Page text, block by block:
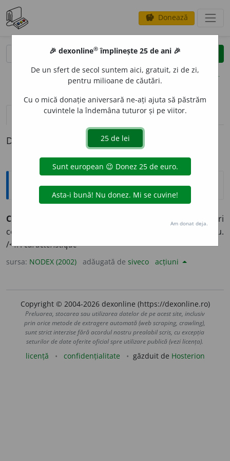
savings Donează
clear
opțiuni
definiții (1) pronunțievolume_up (26)
Definiția cu ID-ul 326537:
Explicative DEX
CARACTER
Care întrunește trăsături
ce individualizează; tipic; specific; distinctiv; propriu.
/<fr.caractéristique
sursa: NODEX (2002) adăugată de siveco acțiuni
Copyright © 2004-2026 dexonline (https://dexonline.ro)
Preluarea, stocarea sau utilizarea datelor de pe acest site, inclusiv
prin orice metode de extragere automată (web scraping, crawling),
sunt strict interzise fără acordul nostru prealabil scris, cu excepția
seturilor de date oferite oficial spre utilizare publică (vezi licența).
licență confidențialitate găzduit de Hosterion
🎉 dexonline® împlinește 25 de ani 🎉
De un sfert de secol suntem aici, gratuit, zi de zi,
pentru milioane de căutări.
Cu o mică donație aniversară ne-ați ajuta să păstrăm
cuvintele la îndemâna tuturor și pe viitor.
Am donat deja.